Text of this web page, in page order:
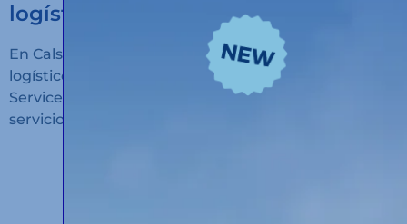
logístico en Algeciras!
En Calsina Carré hemos inaugurado un nuevo hub
logístico en San Roque (Cádiz): Calsina Carré
Services Algeciras, un espacio diseñado para ofrecer
servicios de alto